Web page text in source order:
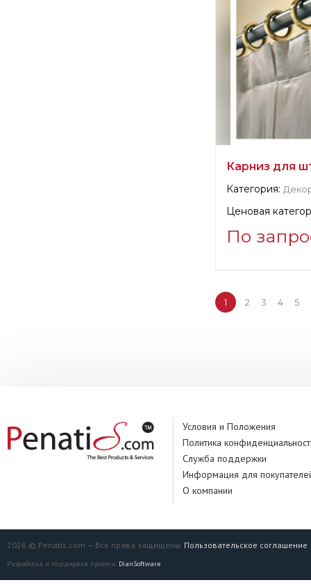
Карниз для
Категория:
Ценовая
По
Casa Valentina
1 2 3 4 5
Условия и Положения
Политика
Служба поддержки
Информация для
О компании
2026 © Penatis.com — Все права защищены. Пользовательское соглашение
Разработка и поддержка проекта: DianSoftware